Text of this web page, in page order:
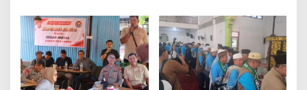
Milyar